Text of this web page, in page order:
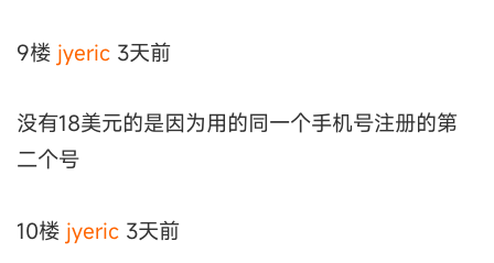
9楼 jyeric 3天前
没有18美元的是因为用的同一个手机号注册的第
二个号
10楼 jyeric 3天前